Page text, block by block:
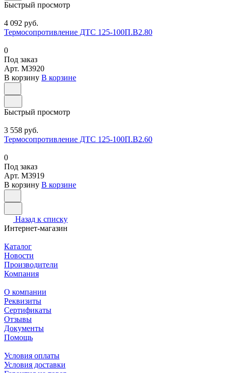
Быстрый просмотр
4 092 руб.
Термосопротивление ДТС 125-100П.В2.80
0
Под заказ
Арт. M3920
В корзину В корзине
Быстрый просмотр
3 558 руб.
Термосопротивление ДТС 125-100П.В2.60
0
Под заказ
Арт. M3919
В корзину В корзине
Назад к списку
Интернет-магазин
Каталог
Новости
Производители
Компания
О компании
Реквизиты
Сертификаты
Отзывы
Документы
Помощь
Условия оплаты
Условия доставки